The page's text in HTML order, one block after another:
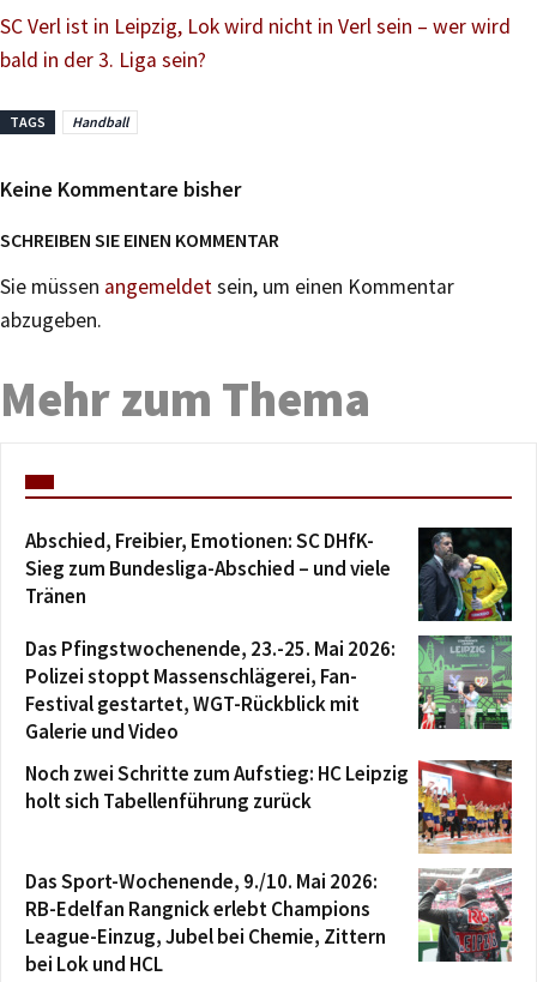
SC Verl ist in Leipzig, Lok wird nicht in Verl sein – wer wird
bald in der 3. Liga sein?
TAGS Handball
Keine Kommentare bisher
SCHREIBEN SIE EINEN KOMMENTAR
Sie müssen angemeldetsein, um einen Kommentar
abzugeben.
Mehr zum Thema
Abschied, Freibier, Emotionen: SC DHfK-
Sieg zum Bundesliga-Abschied – und viele
Tränen
Das Pfingstwochenende, 23.-25. Mai 2026:
Polizei stoppt Massenschlägerei, Fan-
Festival gestartet, WGT-Rückblick mit
Galerie und Video
Noch zwei Schritte zum Aufstieg: HC Leipzig
holt sich Tabellenführung zurück
Das Sport-Wochenende, 9./10. Mai 2026:
RB-Edelfan Rangnick erlebt Champions
League-Einzug, Jubel bei Chemie, Zittern
bei Lok und HCL